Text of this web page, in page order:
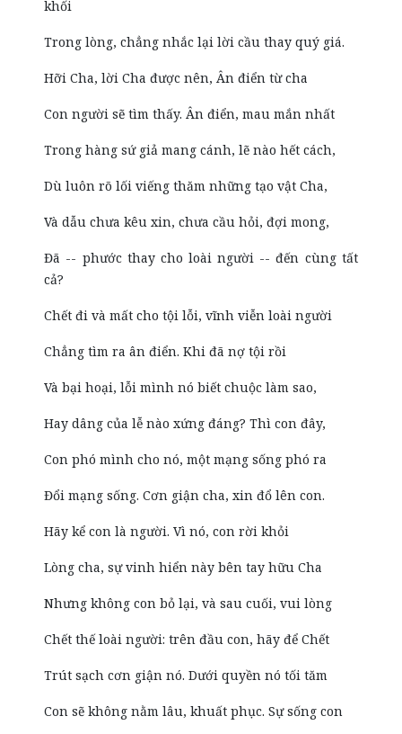
khối
Trong lòng, chẳng nhắc lại lời cầu thay quý giá.
Hỡi Cha, lời Cha được nên, Ân điển từ cha
Con người sẽ tìm thấy. Ân điển, mau mắn nhất
Trong hàng sứ giả mang cánh, lẽ nào hết cách,
Dù luôn rõ lối viếng thăm những tạo vật Cha,
Và dẫu chưa kêu xin, chưa cầu hỏi, đợi mong,
Đã -- phước thay cho loài người -- đến cùng tất
cả?
Chết đi và mất cho tội lỗi, vĩnh viễn loài người
Chẳng tìm ra ân điển. Khi đã nợ tội rồi
Và bại hoại, lỗi mình nó biết chuộc làm sao,
Hay dâng của lễ nào xứng đáng? Thì con đây,
Con phó mình cho nó, một mạng sống phó ra
Đổi mạng sống. Cơn giận cha, xin đổ lên con.
Hãy kể con là người. Vì nó, con rời khỏi
Lòng cha, sự vinh hiển này bên tay hữu Cha
Nhưng không con bỏ lại, và sau cuối, vui lòng
Chết thế loài người: trên đầu con, hãy để Chết
Trút sạch cơn giận nó. Dưới quyền nó tối tăm
Con sẽ không nằm lâu, khuất phục. Sự sống con